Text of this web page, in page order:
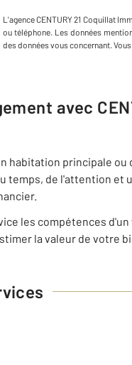
L'agenceCENTURY 21 Coquillat
ou téléphone Les données
des données vous concernant.
avec
habitation principale
de l'attention et
les compétences
la valeur de votre